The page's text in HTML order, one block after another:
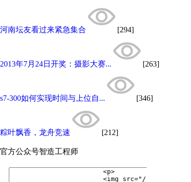
河南坛友看过来紧急集合 [294]
2013年7月24日开奖：摄影大赛... [263]
s7-300如何实现时间与上位自... [346]
粽叶飘香，龙舟竞速 [212]
官方公众号智造工程师